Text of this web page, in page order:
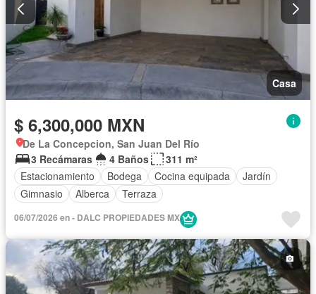
Casa
$ 6,300,000 MXN
De La Concepcion, San Juan Del Río
3 Recámaras
4 Baños
311 m²
Estacionamiento
Bodega Cocina equipada
Jardín
Gimnasio
Alberca Terraza
06/07/2026 en - DALC PROPIEDADES MX